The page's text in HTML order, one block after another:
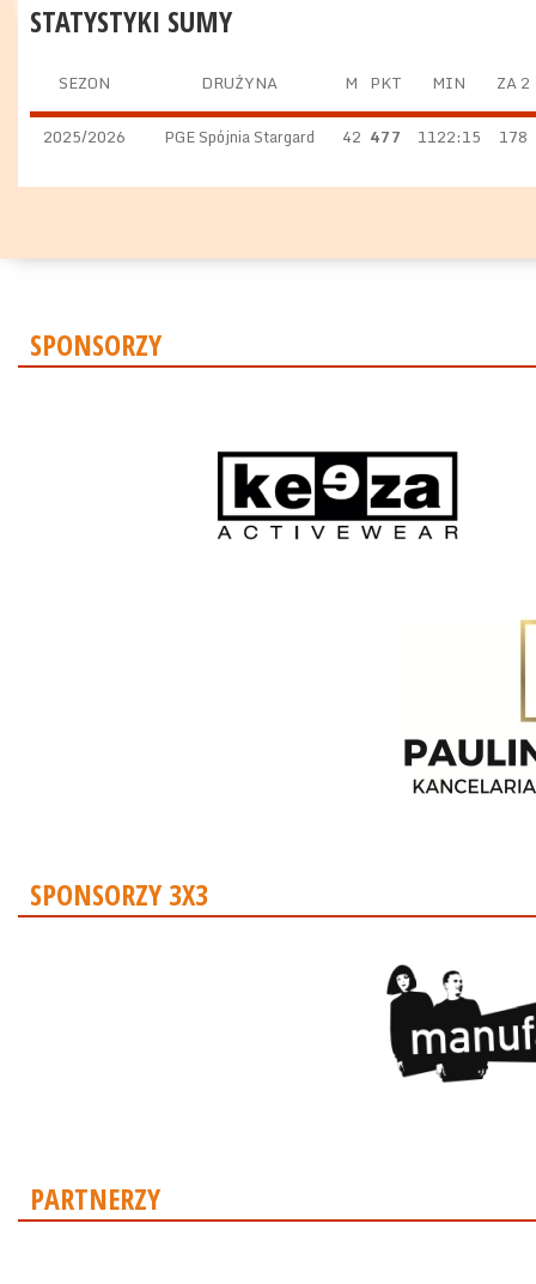
STATYSTYKI SUMY
SEZON DRUŻYNA M PKT MIN ZA 2
2025/2026 PGE Spójnia Stargard 42 477 1122:15 178
SPONSORZY
SPONSORZY 3X3
PARTNERZY